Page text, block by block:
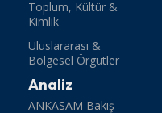
Toplum, Kültür &
Kimlik
Uluslararası &
Bölgesel Örgütler
Analiz
ANKASAM Bakış